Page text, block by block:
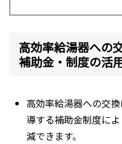
高効率給湯器への
補助金・制度の活
高効率給湯器への交
導する補助金制度に
減できます。